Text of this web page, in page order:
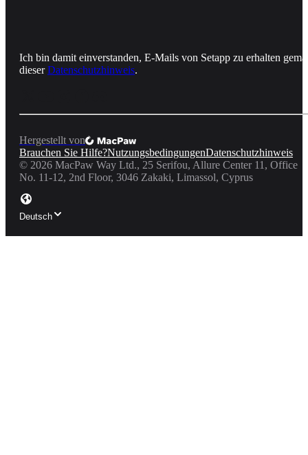
Ich bin damit einverstanden, E-Mails von Setapp zu erhalten
dieser Datenschutzhinweis.
Hergestellt von
Brauchen Sie Hilfe?NutzungsbedingungenDatenschutzhinweis
© 2026 MacPaw Way Ltd., 25 Serifou, Allure Center 11, Office
No. 11-12, 2nd Floor, 3046 Zakaki, Limassol, Cyprus
Deutsch